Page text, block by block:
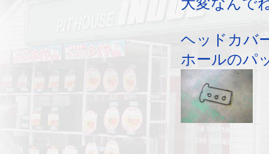
大変なんで
ヘッドカバ
ホールのパ